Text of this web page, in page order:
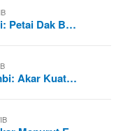
Petai Dak B…
Akar Kuat…